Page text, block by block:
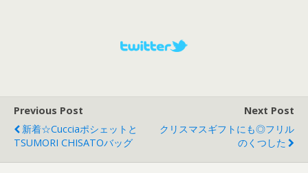
Previous Post
新着☆cucciaポシェットと
TSUMORI CHISATOバッグ
Next Post
クリスマスギフトにも◎フリル
のくつした